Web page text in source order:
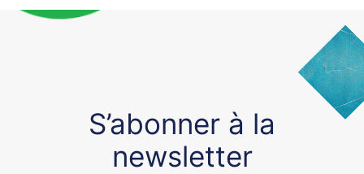
S’abonner à la
newsletter